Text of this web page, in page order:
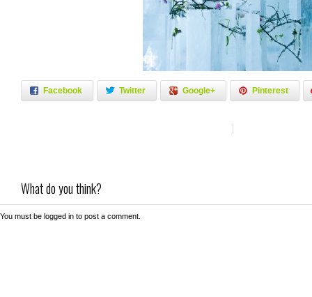
Facebook Twitter Google+ Pinterest
What do you think?
You must be logged in to post a comment.